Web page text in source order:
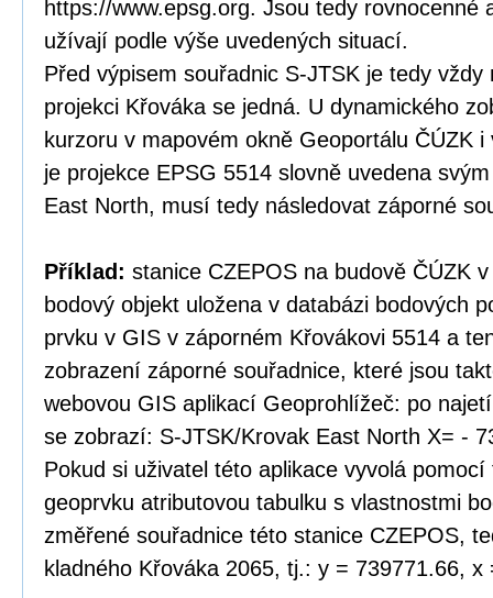
https://www.epsg.org. Jsou tedy rovnocenné
užívají podle výše uvedených situací.
Před výpisem souřadnic S-JTSK je tedy
projekci Křováka se jedná. U dynamického
kurzoru v mapovém okně Geoportálu ČÚZK
je projekce EPSG 5514 slovně uvedena
East North, musí tedy následovat záporné
Příklad: stanice CZEPOS na budově ČÚZK
bodový objekt uložena v databázi bodových
prvku v GIS v záporném Křovákovi 5514 a
zobrazení záporné souřadnice, které jsou
webovou GIS aplikací Geoprohlížeč: po
se zobrazí: S-JTSK/Krovak East North X= -
Pokud si uživatel této aplikace vyvolá
geoprvku atributovou tabulku s vlastnostmi
změřené souřadnice této stanice CZEPOS,
kladného Křováka 2065, tj.: y = 739771.66, x